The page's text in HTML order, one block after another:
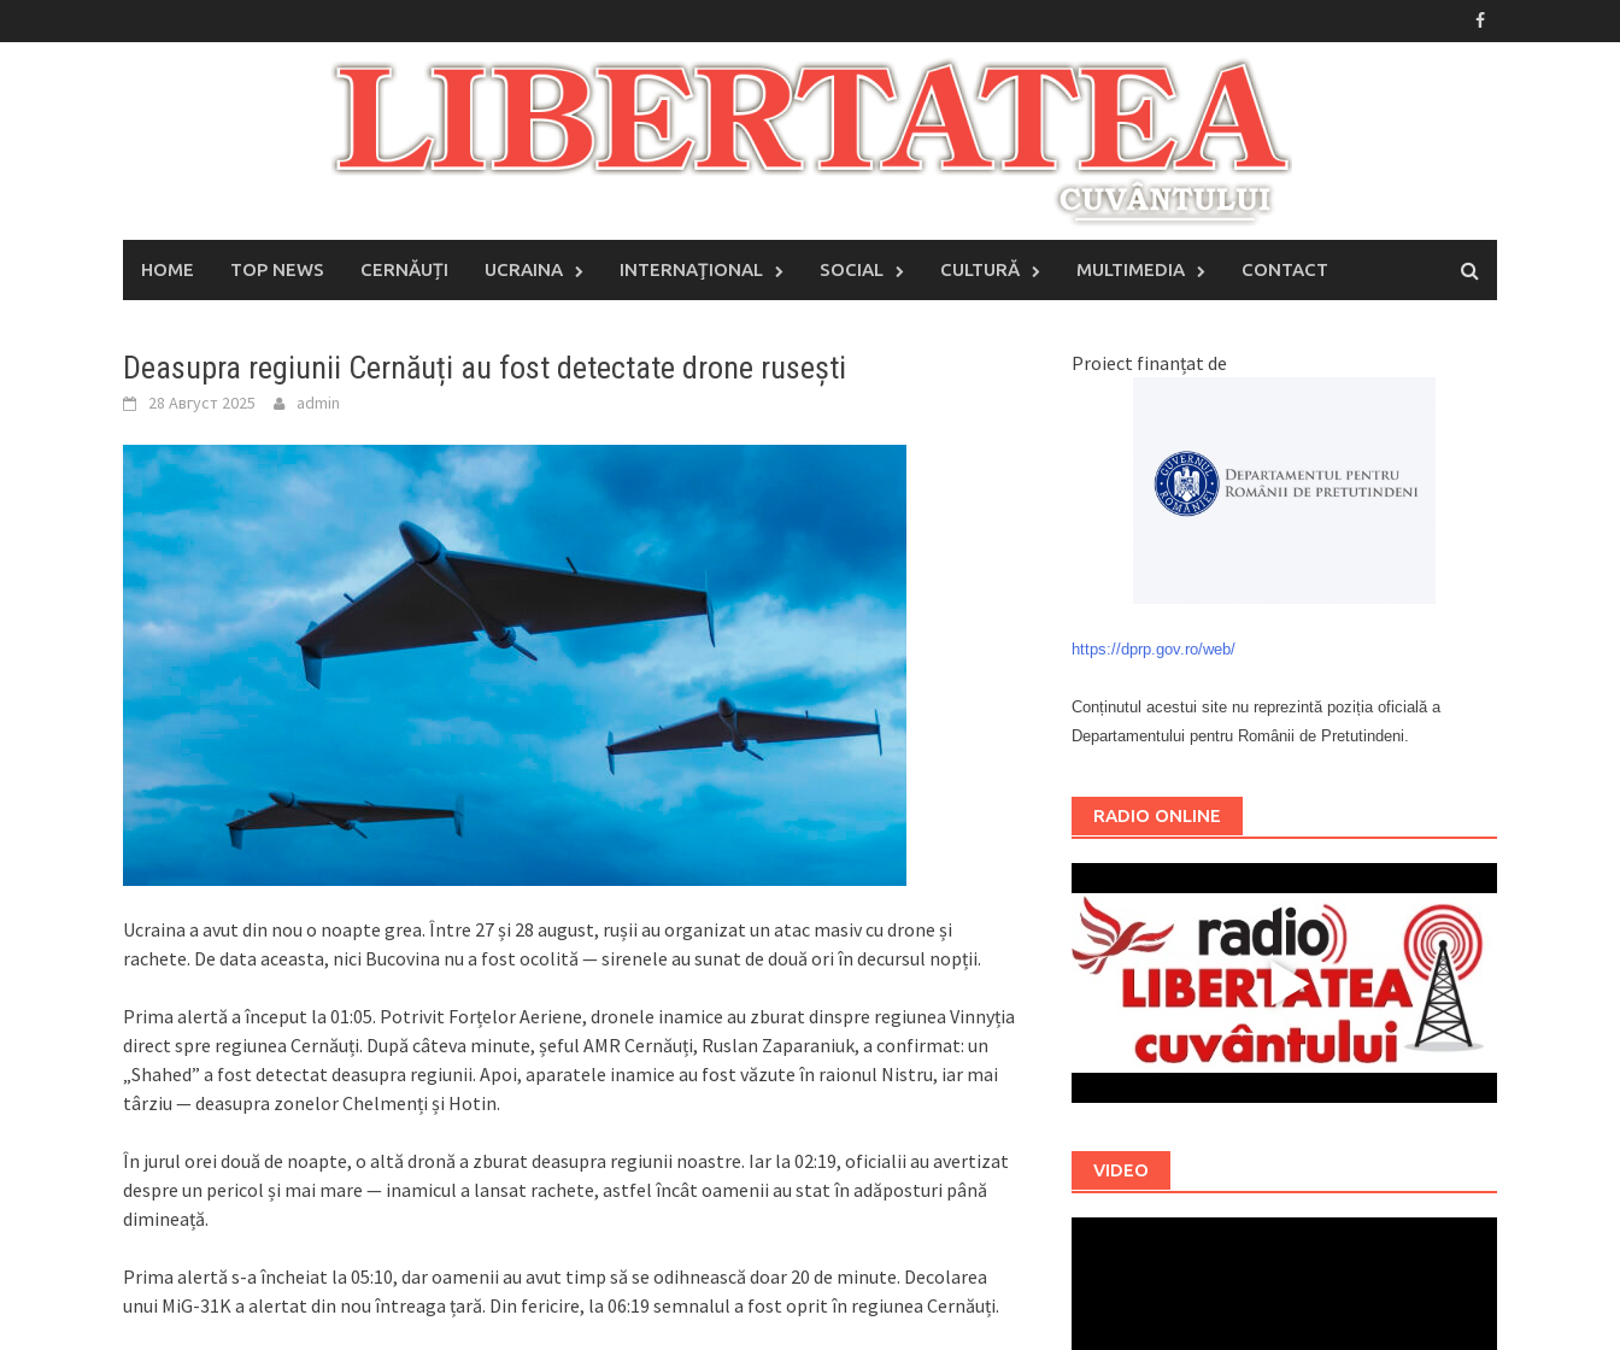
to
HOME TOP NEWS CERNĂUȚI UCRAINA INTERNAŢIONAL SOCIAL CULTURĂ MULTIMEDIA CONTACT
Deasupra regiunii Cernăuți au fost detectate drone rusești
28 Август 2025 admin
Ucraina a avut din nou o noapte grea. Între 27 și 28 august, rușii au organizat un atac masiv cu drone și
rachete. De data aceasta, nici Bucovina nu a fost ocolită — sirenele au sunat de două ori în decursul nopții.
Prima alertă a început la 01:05. Potrivit Forțelor Aeriene, dronele inamice au zburat dinspre regiunea Vinnyția
direct spre regiunea Cernăuți. După câteva minute, șeful AMR Cernăuți, Ruslan Zaparaniuk, a confirmat: un
„Shahed” a fost detectat deasupra regiunii. Apoi, aparatele inamice au fost văzute în raionul Nistru, iar mai
târziu — deasupra zonelor Chelmenți și Hotin.
În jurul orei două de noapte, o altă dronă a zburat deasupra regiunii noastre. Iar la 02:19, oficialii au avertizat
despre un pericol și mai mare — inamicul a lansat rachete, astfel încât oamenii au stat în adăposturi până
dimineață.
Prima alertă s-a încheiat la 05:10, dar oamenii au avut timp să se odihnească doar 20 de minute. Decolarea
unui MiG-31K a alertat din nou întreaga țară. Din fericire, la 06:19 semnalul a fost oprit în regiunea Cernăuți.
Proiect finanțat de
https://dprp.gov.ro/web/
Conținutul acestui site nu reprezintă poziția oficială a
Departamentului pentru Românii de Pretutindeni.
RADIO ONLINE
VIDEO